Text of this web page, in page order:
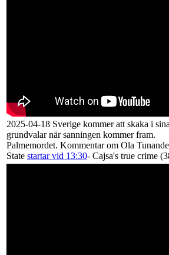
2025-04-18 Sverige kommer att skaka i sina
grundvalar när sanningen kommer fram.
Palmemordet. Kommentar om Ola
State startar vid 13:30- Cajsa's true crime